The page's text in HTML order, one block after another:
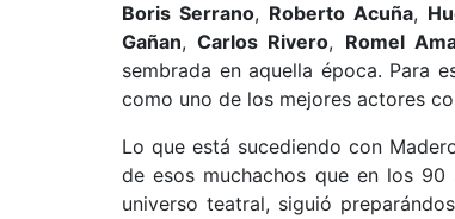
Boris Serrano, Roberto Acuña,
Gañan,Carlos Rivero, Romel
sembrada en aquella época. Para
como uno de los mejores actores
Lo que está sucediendo con
de esos muchachos que en los
universo teatral, siguió